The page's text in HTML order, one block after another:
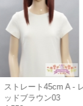
ストレート80cm -
ドブラウン03